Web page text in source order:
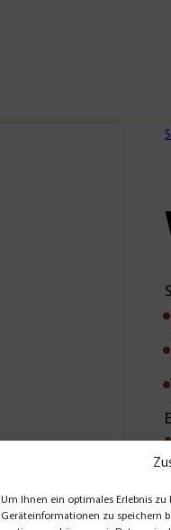
Um Ihnen ein optimales Erlebnis
Geräteinformationen zu speichern